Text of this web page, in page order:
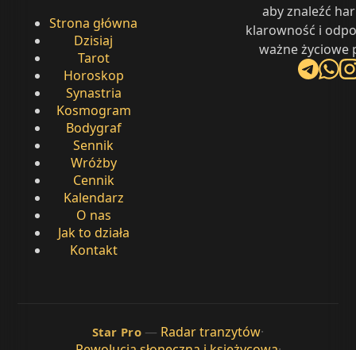
Strona główna
Dzisiaj
Tarot
Horoskop
Synastria
Kosmogram
Bodygraf
Sennik
Wróżby
Cennik
Kalendarz
O nas
Jak to działa
Kontakt
aby znaleźć
klarowność i
ważne życiowe
Star Pro — Radar tranzytów·